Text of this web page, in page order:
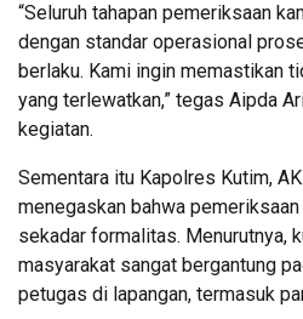
“Seluruh tahapan pemeriksaan
dengan standar operasional
berlaku. Kami ingin memastikan
yang terlewatkan,” tegas Aipda
kegiatan.
Sementara itu Kapolres Kutim,
menegaskan bahwa
sekadar formalitas. Menurutnya,
masyarakat sangat bergantung
petugas di lapangan, termasuk